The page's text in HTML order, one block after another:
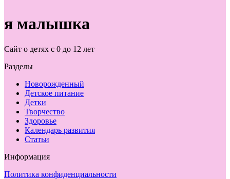
я малышка
Сайт о детях с 0 до 12 лет
Разделы
Новорожденный
Детское питание
Детки
Творчество
Здоровье
Календарь развития
Статьи
Информация
Политика конфиденциальности